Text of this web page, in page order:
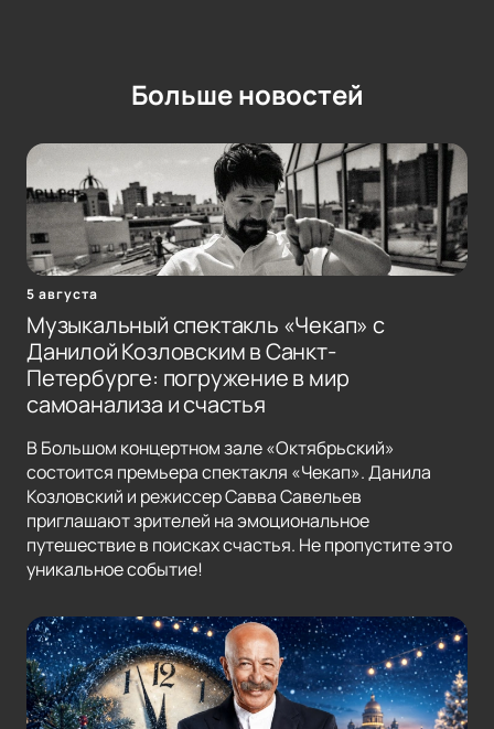
Больше новостей
5 августа
Музыкальный спектакль «Чекап» с
Данилой Козловским в Санкт-
Петербурге: погружение в мир
самоанализа и счастья
В Большом концертном зале «Октябрьский»
состоится премьера спектакля «Чекап». Данила
Козловский и режиссер Савва Савельев
приглашают зрителей на эмоциональное
путешествие в поисках счастья. Не пропустите это
уникальное событие!